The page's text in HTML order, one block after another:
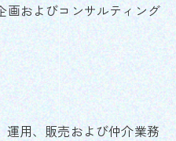
画およびコンサルティング
用、販売および仲介業務